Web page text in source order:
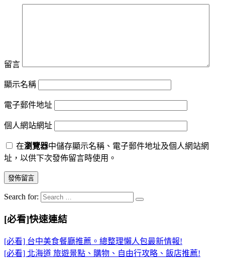
留言
顯示名稱
電子郵件地址
個人網站網址
在瀏覽器中儲存顯示名稱、電子郵件地址及個人網站網
址，以供下次發佈留言時使用。
Search for:
[必看]快速連結
[必看] 台中美食餐廳推薦。總整理懶人包最新情報!
[必看] 北海道 旅遊景點、購物、自由行攻略、飯店推薦!